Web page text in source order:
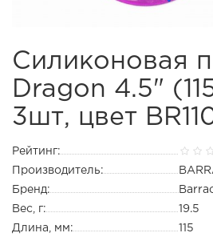
Силиконовая
Dragon 4.5"
3шт, цвет
Рейтинг:
Производитель:
Бренд:
Вес, г:
19.5
Длина, мм:
115